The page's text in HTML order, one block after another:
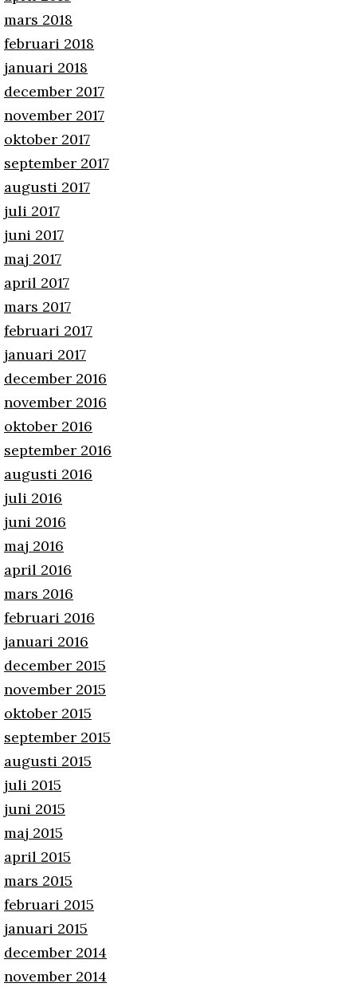
mars 2018
februari 2018
januari 2018
december 2017
november 2017
oktober 2017
september 2017
augusti 2017
juli 2017
juni 2017
maj 2017
april 2017
mars 2017
februari 2017
januari 2017
december 2016
november 2016
oktober 2016
september 2016
augusti 2016
juli 2016
juni 2016
maj 2016
april 2016
mars 2016
februari 2016
januari 2016
december 2015
november 2015
oktober 2015
september 2015
augusti 2015
juli 2015
juni 2015
maj 2015
april 2015
mars 2015
februari 2015
januari 2015
december 2014
november 2014